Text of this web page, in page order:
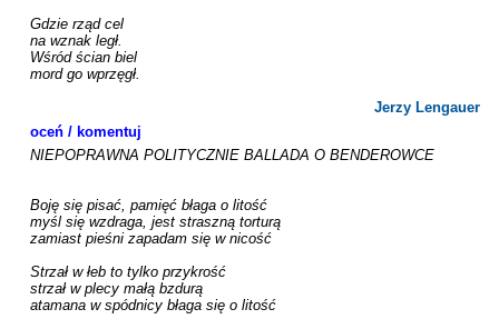
Gdzie rząd cel
na wznak legł.
Wśród ścian biel
mord go wprzęgł.
Jerzy Lengauer
oceń / komentuj
NIEPOPRAWNA POLITYCZNIE BALLADA O BENDEROWCE
Boję się pisać, pamięć błaga o litość
myśl się wzdraga, jest straszną torturą
zamiast pieśni zapadam się w nicość
Strzał w łeb to tylko przykrość
strzał w plecy małą bzdurą
atamana w spódnicy błaga się o litość